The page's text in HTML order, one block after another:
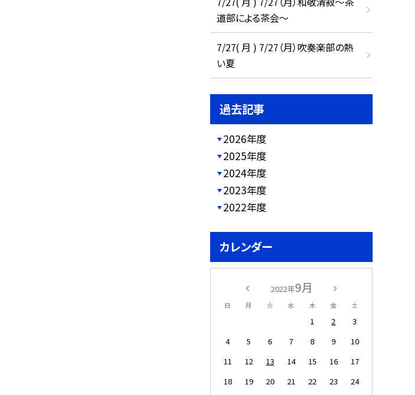
道部による茶会～
7/27( 月 ) 7/27（月）吹奏楽部の熱
い夏
過去記事
2026年度
2025年度
2024年度
2023年度
2022年度
カレンダー
2022年9月
日 月 火 水 木 金 土
1 2
3
4
5 6 7 8 9
10
11
12 13 14 15 16
17
18
19 20 21 22 23
24